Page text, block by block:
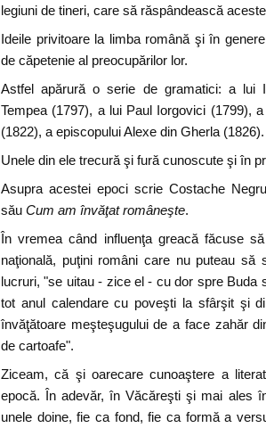
legiuni de tineri, care să răspândească
Ideile privitoare la limba română şi în
de căpetenie al preocupărilor lor.
Astfel apărură o serie de gramatici: a lui
Tempea (1797), a lui Paul Iorgovici (1799),
(1822), a episcopului Alexe din Gherla (1826).
Unele din ele trecură şi fură cunoscute şi în
Asupra acestei epoci scrie Costache
său Cum am învăţat româneşte.
În vremea când influenţa greacă făcuse
naţională, puţini români care nu puteau
lucruri, "se uitau - zice el - cu dor spre Buda
tot anul calendare cu poveşti la sfârşit şi
învăţătoare meşteşugului de a face zahăr
de cartoafe".
Ziceam, că şi oarecare cunoaştere a
epocă. În adevăr, în Văcăreşti şi mai ales
unele doine, fie ca fond, fie ca formă a